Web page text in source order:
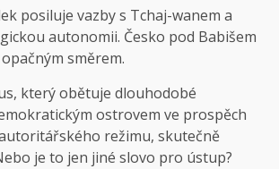
posiluje vazby s Tchaj-wanem a
autonomii. Česko pod Babišem
směrem.
který obětuje dlouhodobé
ostrovem ve prospěch
režimu, skutečně
je to jen jiné slovo pro ústup?